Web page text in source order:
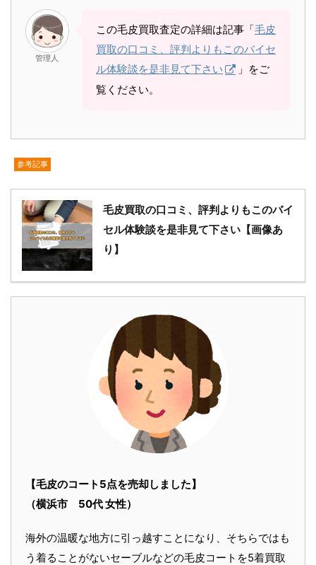
管理人
この毛皮買取査定の詳細は記事「毛皮
買取の口コミ、評判よりもこのバイセ
ル体験談を是非見て下さい
」をご
覧ください。
参考記事
毛皮買取の口コミ、評判よりもこのバイ
セル体験談を是非見て下さい【画像あ
り】
【毛皮のコート5点を売却しました】
（横浜市 50代 女性）
海外の温暖な地方に引っ越すことになり、そちらではも
う着ることがないセーブルなどの毛皮コートを5着買取